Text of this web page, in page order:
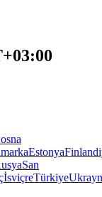
Estonya
San
İsviçreTürkiye